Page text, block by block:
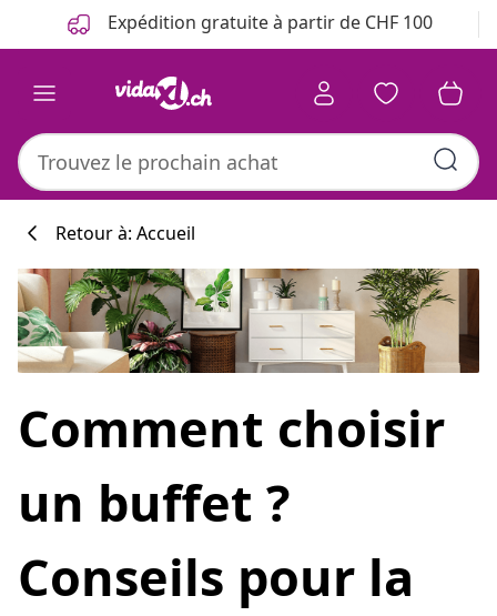
Précédent Expédition gratuite à partir de CHF 100
Retour à: Accueil
Comment choisir
un buffet ?
Conseils pour la